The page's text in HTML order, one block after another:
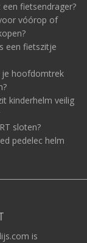
een fietsendrager?
vóórop of
een fietszitje
je hoofdomtrek
kinderhelm veilig
sloten?
pedelec helm
is